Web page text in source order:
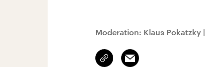
Moderation: Klaus Pokatzky |
Link
kopieren/teilen
Email